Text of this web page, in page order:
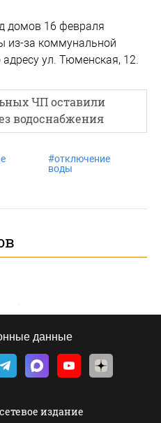
домов 16 февраля
из-за коммунальной
ул. Тюменская, 12.
ЧП оставили
водоснабжения
#отключение
воды
данные
издание